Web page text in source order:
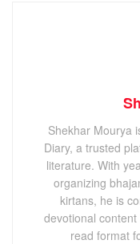
Shekhar Mourya
Diary, a trusted
literature. With
organizing
kirtans, he is
devotional
read format